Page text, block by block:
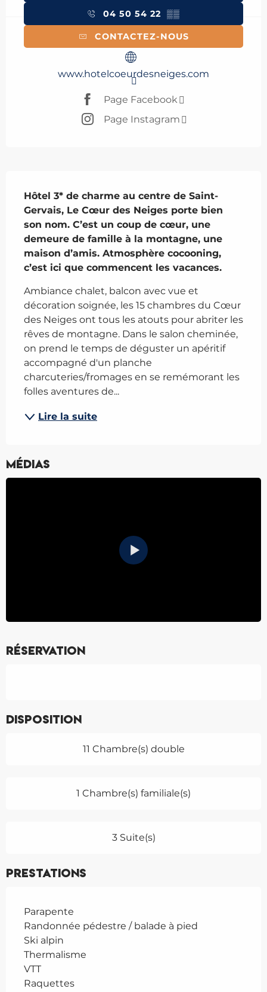
04 50 54 22 ▒▒
CONTACTEZ-NOUS
www.hotelcoeurdesneiges.com
Page Facebook
Page Instagram
Hôtel 3* de charme au centre de Saint-
Gervais, Le Cœur des Neiges porte bien
son nom. C’est un coup de cœur, une
demeure de famille à la montagne, une
maison d’amis. Atmosphère cocooning,
c’est ici que commencent les vacances.
Ambiance chalet, balcon avec vue et
décoration soignée, les 15 chambres du Cœur
des Neiges ont tous les atouts pour abriter les
rêves de montagne. Dans le salon cheminée,
on prend le temps de déguster un apéritif
accompagné d'un planche
charcuteries/fromages en se remémorant les
folles aventures de...
Lire la suite
Médias
Réservation
Disposition
11 Chambre(s) double
1 Chambre(s) familiale(s)
3 Suite(s)
Prestations
Parapente
Randonnée pédestre / balade à pied
Ski alpin
Thermalisme
VTT
Raquettes